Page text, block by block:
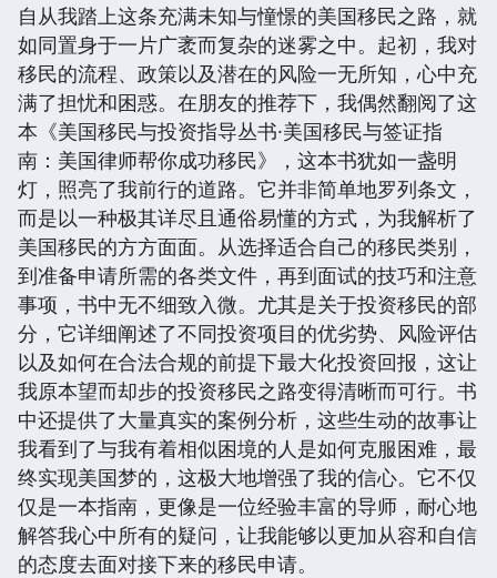
自从我踏上这条充满未知与憧憬的美国移民之路，就
如同置身于一片广袤而复杂的迷雾之中。起初，我对
移民的流程、政策以及潜在的风险一无所知，心中充
满了担忧和困惑。在朋友的推荐下，我偶然翻阅了这
本《美国移民与投资指导丛书·美国移民与签证指
南：美国律师帮你成功移民》，这本书犹如一盏明
灯，照亮了我前行的道路。它并非简单地罗列条文，
而是以一种极其详尽且通俗易懂的方式，为我解析了
美国移民的方方面面。从选择适合自己的移民类别，
到准备申请所需的各类文件，再到面试的技巧和注意
事项，书中无不细致入微。尤其是关于投资移民的部
分，它详细阐述了不同投资项目的优劣势、风险评估
以及如何在合法合规的前提下最大化投资回报，这让
我原本望而却步的投资移民之路变得清晰而可行。书
中还提供了大量真实的案例分析，这些生动的故事让
我看到了与我有着相似困境的人是如何克服困难，最
终实现美国梦的，这极大地增强了我的信心。它不仅
仅是一本指南，更像是一位经验丰富的导师，耐心地
解答我心中所有的疑问，让我能够以更加从容和自信
的态度去面对接下来的移民申请。